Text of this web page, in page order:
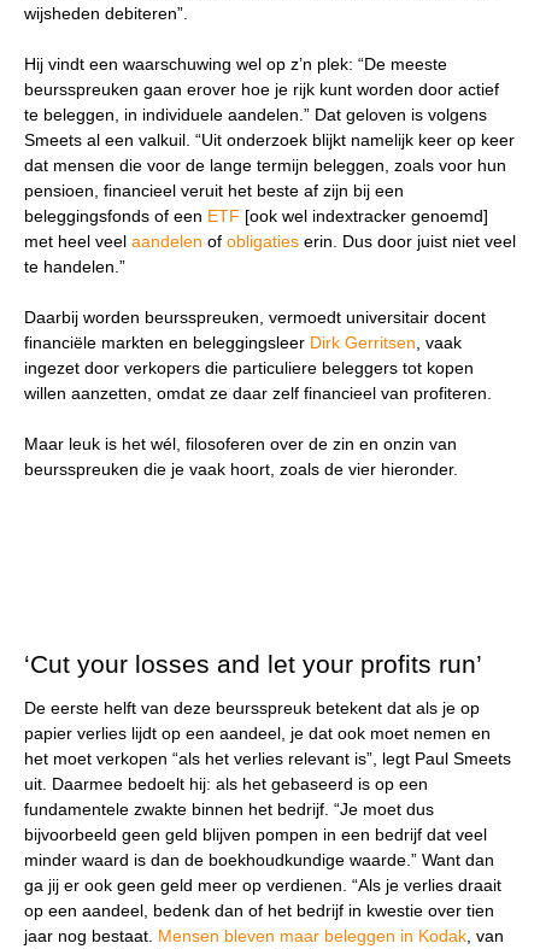
wijsheden debiteren”.
Hij vindt een waarschuwing wel op z’n plek: “De meeste
beursspreuken gaan erover hoe je rijk kunt worden door actief
te beleggen, in individuele aandelen.” Dat geloven is volgens
Smeets al een valkuil. “Uit onderzoek blijkt namelijk keer op keer
dat mensen die voor de lange termijn beleggen, zoals voor hun
pensioen, financieel veruit het beste af zijn bij een
beleggingsfonds of een ETF [ook wel indextracker genoemd]
met heel veel aandelen of obligaties erin. Dus door juist niet veel
te handelen.”
Daarbij worden beursspreuken, vermoedt universitair docent
financiële markten en beleggingsleer Dirk Gerritsen , vaak
ingezet door verkopers die particuliere beleggers tot kopen
willen aanzetten, omdat ze daar zelf financieel van profiteren.
Maar leuk is het wél, filosoferen over de zin en onzin van
beursspreuken die je vaak hoort, zoals de vier hieronder.
‘Cut your losses and let your profits run’
De eerste helft van deze beursspreuk betekent dat als je op
papier verlies lijdt op een aandeel, je dat ook moet nemen en
het moet verkopen “als het verlies relevant is”, legt Paul Smeets
uit. Daarmee bedoelt hij: als het gebaseerd is op een
fundamentele zwakte binnen het bedrijf. “Je moet dus
bijvoorbeeld geen geld blijven pompen in een bedrijf dat veel
minder waard is dan de boekhoudkundige waarde.” Want dan
ga jij er ook geen geld meer op verdienen. “Als je verlies draait
op een aandeel, bedenk dan of het bedrijf in kwestie over tien
jaar nog bestaat. Mensen bleven maar beleggen in Kodak , van
Wat wil je opzoeken?
Wil je graag de betekenis van een beleggingsterm
weten of is er een andere vraag die je graag
beantwoord wilt hebben? We helpen je graag een
handje.
Zoek
naar:
Zoekknop